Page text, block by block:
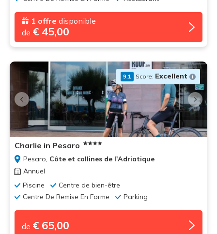
1 offre disponible
de € 45,00
9.1 Score: Excellent
Charlie in Pesaro
Pesaro, Côte et collines de l'Adriatique
Annuel
Piscine
Centre de bien-être
Centre De Remise En Forme
Parking
de € 65,00